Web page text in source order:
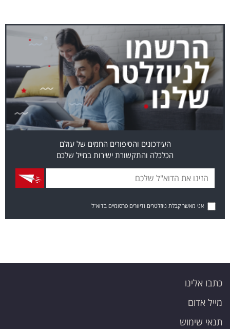
העידכונים והסיפורים החמים של עולם
הכלכלה והתקשורת ישירות במייל שלכם
אני מאשר קבלת ניוזלטרים ודיוורים פרסומיים בדוא"ל
כתבו אלינו
מייל אדום
תנאי שימוש